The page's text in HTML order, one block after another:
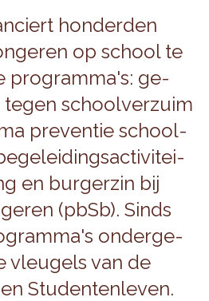
hon­der­den
op school te
pro­gram­ma's: ge­
school­ver­zuim
pre­ven­tie school­
en bur­ger­zin bij
(pbSb). Sinds
on­der­ge­
vleu­gels van de
Stu­den­ten­le­ven.